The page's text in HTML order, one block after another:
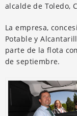
alcalde de Toledo,
La empresa,
Potable y
parte de la flota
de septiembre.